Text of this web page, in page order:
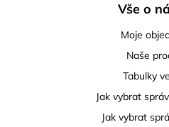
Vše o
Moje
Naše
Tabulky
Jak vybrat
Jak vybrat